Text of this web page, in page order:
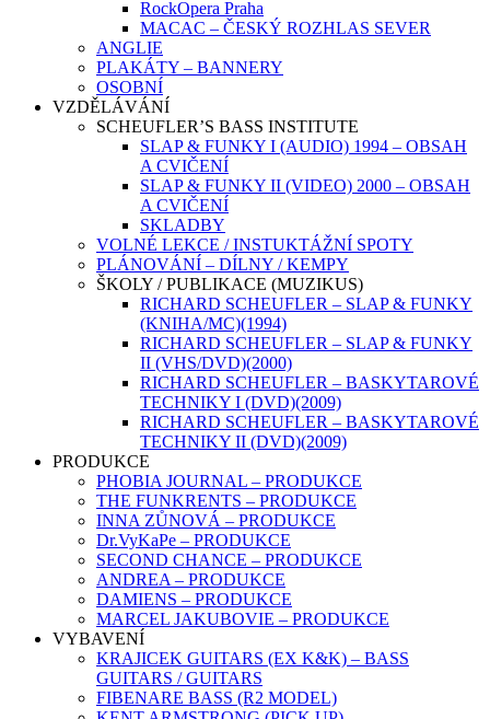
RockOpera Praha
MACAC – ČESKÝ ROZHLAS SEVER
ANGLIE
PLAKÁTY – BANNERY
OSOBNÍ
VZDĚLÁVÁNÍ
SCHEUFLER’S BASS INSTITUTE
SLAP & FUNKY I (AUDIO) 1994 – OBSAH
A CVIČENÍ
SLAP & FUNKY II (VIDEO) 2000 – OBSAH
A CVIČENÍ
SKLADBY
VOLNÉ LEKCE / INSTUKTÁŽNÍ SPOTY
PLÁNOVÁNÍ – DÍLNY / KEMPY
ŠKOLY / PUBLIKACE (MUZIKUS)
RICHARD SCHEUFLER – SLAP & FUNKY
(KNIHA/MC)(1994)
RICHARD SCHEUFLER – SLAP & FUNKY
II (VHS/DVD)(2000)
RICHARD SCHEUFLER – BASKYTAROVÉ
TECHNIKY I (DVD)(2009)
RICHARD SCHEUFLER – BASKYTAROVÉ
TECHNIKY II (DVD)(2009)
PRODUKCE
PHOBIA JOURNAL – PRODUKCE
THE FUNKRENTS – PRODUKCE
INNA ZŮNOVÁ – PRODUKCE
Dr.VyKaPe – PRODUKCE
SECOND CHANCE – PRODUKCE
ANDREA – PRODUKCE
DAMIENS – PRODUKCE
MARCEL JAKUBOVIE – PRODUKCE
VYBAVENÍ
KRAJICEK GUITARS (EX K&K) – BASS
GUITARS / GUITARS
FIBENARE BASS (R2 MODEL)